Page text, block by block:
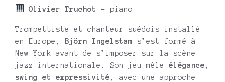
Olivier Truchot – piano
Trompettiste et chanteur suédois installé
en Europe,
Björn Ingelstam s’est formé à
New York avant de s’imposer sur la scène
jazz internationale. Son jeu mêle élégance,
swing et expressivité , avec une approche